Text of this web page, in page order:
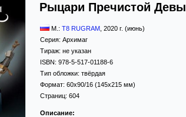
Рыцари Пречистой Девы
М.: T8 RUGRAM 2020 г. (июнь)
Серия: Архимаг
Тираж: не указан
ISBN: 978-5-517-01188-6
Тип обложки: твёрдая
Формат: 60x90/16 (145x215 мм)
Страниц: 604
Описание: